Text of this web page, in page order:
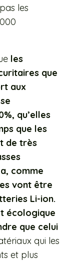
les
les
que
aux
qu’elles
que les
de très
comme
vont être
Li-ion.
écologique
que celui
qui les
et plus